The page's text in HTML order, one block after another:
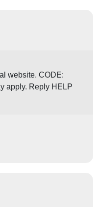
website. CODE:
apply. Reply HELP